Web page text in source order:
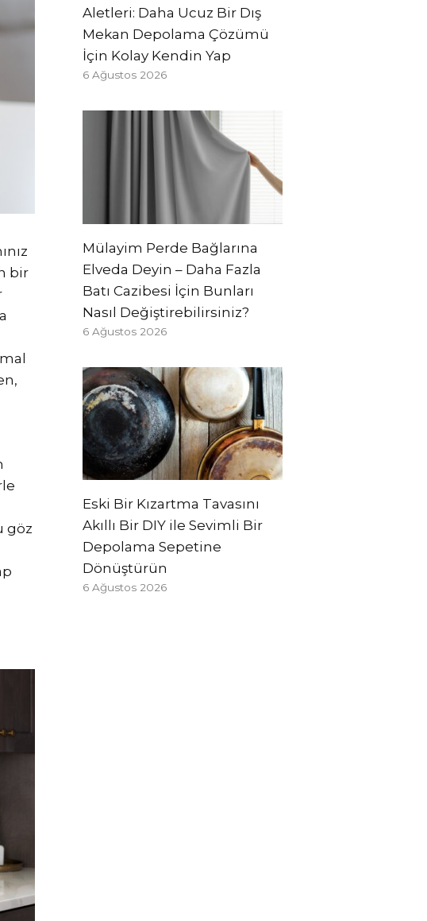
bir
göz
Aletleri: Daha Ucuz Bir Dış
Mekan Depolama Çözümü
İçin Kolay Kendin Yap
6 Ağustos 2026
Mülayim Perde Bağlarına
Elveda Deyin – Daha Fazla
Batı Cazibesi İçin Bunları
Nasıl Değiştirebilirsiniz?
6 Ağustos 2026
Eski Bir Kızartma Tavasını
Akıllı Bir DIY ile Sevimli Bir
Depolama Sepetine
Dönüştürün
6 Ağustos 2026